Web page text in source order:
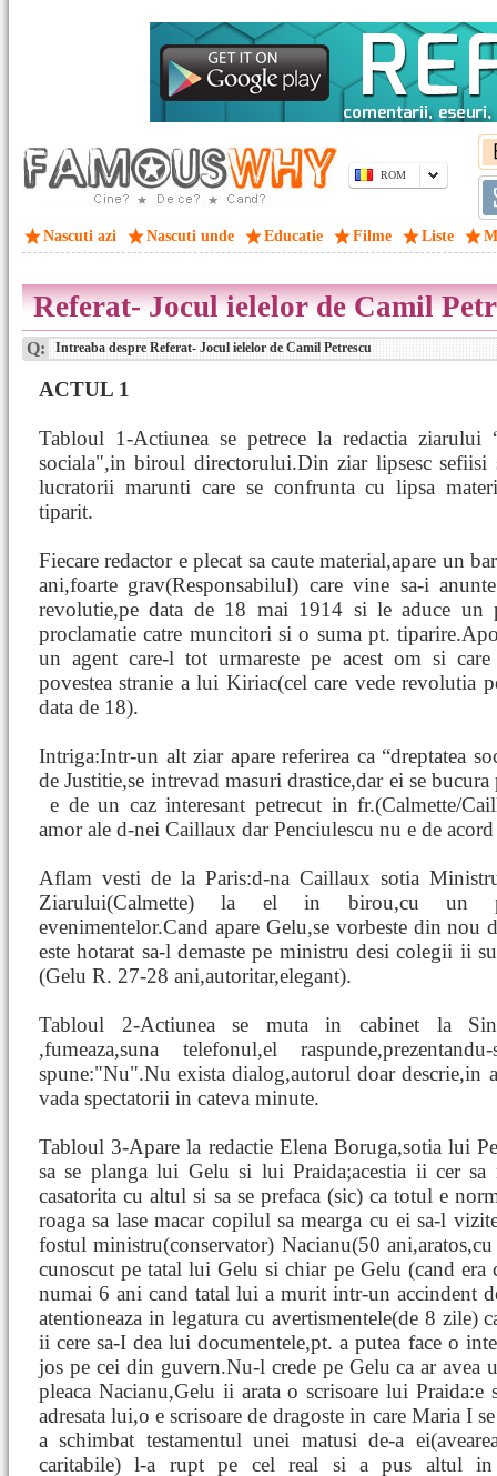
ROM
Nascuti azi Nascuti unde Educatie Filme Liste
Referat- Jocul ielelor de Camil
Q: Intreaba despre Referat- Jocul ielelor de Camil Petrescu
ACTUL 1
Tabloul 1-Actiunea se petrece la redactia ziarului
sociala",in biroul directorului.Din ziar lipsesc sefiisi
lucratorii marunti care se confrunta cu lipsa
tiparit.
Fiecare redactor e plecat sa caute material,apare un
ani,foarte grav(Responsabilul) care vine sa-i
revolutie,pe data de 18 mai 1914 si le aduce
proclamatie catre muncitori si o suma pt.
un agent care-l tot urmareste pe acest om si
povestea stranie a lui Kiriac(cel care vede revolutia
data de 18).
Intriga:Intr-un alt ziar apare referirea ca “dreptatea
de Justitie,se intrevad masuri drastice,dar ei se
e de un caz interesant petrecut in fr.(Calmette/
amor ale d-nei Caillaux dar Penciulescu nu e de
Aflam vesti de la Paris:d-na Caillaux sotia
Ziarului(Calmette) la el in birou,cu un
evenimentelor.Cand apare Gelu,se vorbeste din nou
este hotarat sa-l demaste pe ministru desi colegii ii
(Gelu R. 27-28 ani,autoritar,elegant).
Tabloul 2-Actiunea se muta in cabinet la
,fumeaza,suna telefonul,el
spune:"Nu".Nu exista dialog,autorul doar descrie,in
vada spectatorii in cateva minute.
Tabloul 3-Apare la redactie Elena Boruga,sotia lui
sa se planga lui Gelu si lui Praida;acestia ii cer sa
casatorita cu altul si sa se prefaca (sic) ca totul e
roaga sa lase macar copilul sa mearga cu ei sa-l
fostul ministru(conservator) Nacianu(50
cunoscut pe tatal lui Gelu si chiar pe Gelu (cand era
numai 6 ani cand tatal lui a murit intr-un accindent
atentioneaza in legatura cu avertismentele(de 8 zile)
ii cere sa-I dea lui documentele,pt. a putea face o
jos pe cei din guvern.Nu-l crede pe Gelu ca ar avea
pleaca Nacianu,Gelu ii arata o scrisoare lui
adresata lui,o e scrisoare de dragoste in care Maria I
a schimbat testamentul unei matusi de-a
caritabile) l-a rupt pe cel real si a pus altul in